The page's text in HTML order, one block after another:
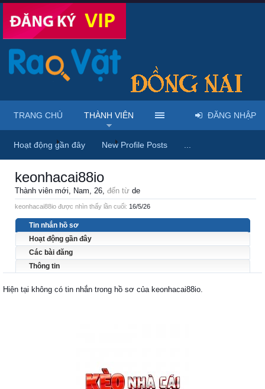
Trang chủ Thành viên keonhacai88io
keonhacai88io
Thành viên mới, Nam, 26, đến từ de
keonhacai88io được nhìn thấy lần cuối: 16/5/26
Tin nhắn hồ sơ
Hoạt động gần đây
Các bài đăng
Thông tin
Hiện tại không có tin nhắn trong hồ sơ của keonhacai88io.
TRANG CHỦ THÀNH VIÊN
Hoạt động gần đây New Profile Posts
ĐĂNG NHẬP